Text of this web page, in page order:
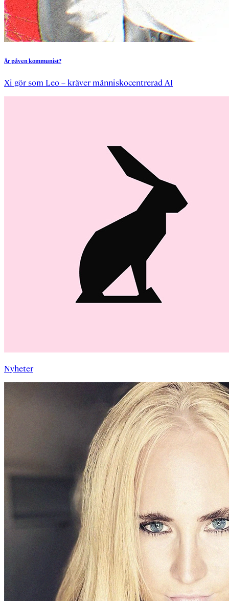
Ärpåvenkommunist?
Xi gör som Leo – kräver människocentrerad AI
Nyheter